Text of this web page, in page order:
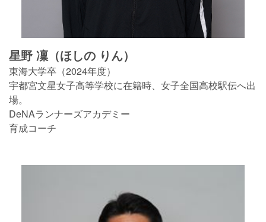
星野 凜（ほしの りん）
東海大学卒（2024年度）
宇都宮文星女子高等学校に在籍時、女子全国高校駅伝へ出
場。
DeNAランナーズアカデミー
育成コーチ